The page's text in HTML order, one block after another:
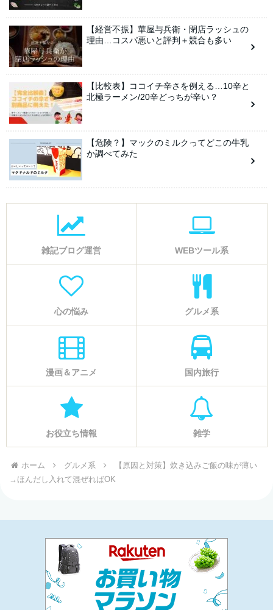
【経営不振】華屋与兵衛・閉店ラッシュの
理由…コスパ悪いと評判＋競合も多い
【比較表】ココイチ辛さを例える…10辛と
北極ラーメン/20辛どっちが辛い？
【危険？】マックのミルクってどこの牛乳
か調べてみた
雑記ブログ運営 WEBツール系
心の悩み グルメ系
漫画＆アニメ 国内旅行
お役立ち情報 雑学
ホーム グルメ系
【原因と対策】炊き込みご飯の味が薄い
→ほんだし入れて混ぜればOK